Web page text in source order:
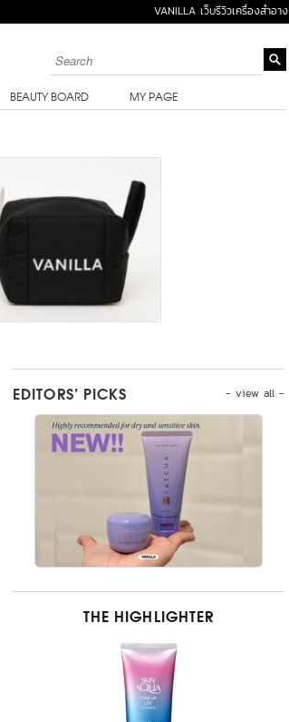
VANILLA เว็บรีวิวเครื่องสำอาง
BEAUTY BOARD MY PAGE
- view all -
EDITORS’ PICKS
THE HIGHLIGHTER